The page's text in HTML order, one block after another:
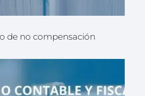
de no compensación